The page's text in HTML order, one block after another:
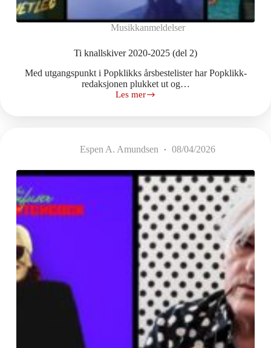
Musikkanmeldelser
Ti knallskiver 2020-2025 (del 2)
Med utgangspunkt i Popklikks årsbestelister har Popklikk-
redaksjonen plukket ut og…
Les mer
Ti
2)
Espen A. Amundsen 08/04/2026